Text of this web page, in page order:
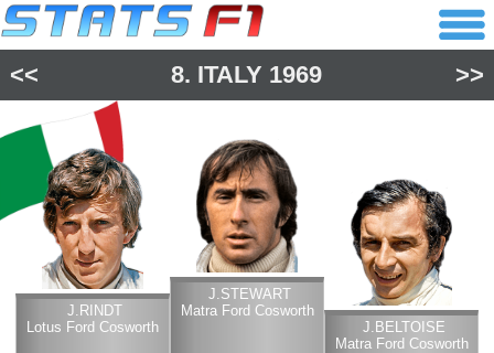
<< 8. ITALY 1969 >>
J.RINDT
Lotus Ford Cosworth
J.STEWART
Matra Ford Cosworth
J.BELTOISE
Matra Ford Cosworth